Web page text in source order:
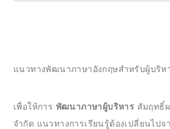
แนวทางพัฒนาภาษาอังกฤษสำหรับผู้บริห
เพื่อให้การ พัฒนาภาษาผู้บริหาร สัมฤทธิ์
จำกัด แนวทางการเรียนรู้ต้องเปลี่ยนไปจ